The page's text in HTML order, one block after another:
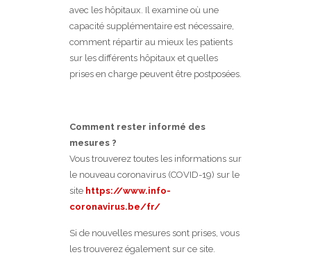
avec les hôpitaux. Il examine où une
capacité supplémentaire est nécessaire,
comment répartir au mieux les patients
sur les différents hôpitaux et quelles
prises en charge peuvent être postposées.
Comment rester informé des
mesures ?
Vous trouverez toutes les informations sur
le nouveau coronavirus (COVID-19) sur le
site https://www.info-
coronavirus.be/fr/
Si de nouvelles mesures sont prises, vous
les trouverez également sur ce site.